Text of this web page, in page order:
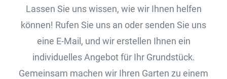
Lassen Sie uns wissen, wie wir Ihnen helfen
können! Rufen Sie uns an oder senden Sie uns
eine E-Mail, und wir erstellen Ihnen ein
individuelles Angebot für Ihr Grundstück.
Gemeinsam machen wir Ihren Garten zu einem